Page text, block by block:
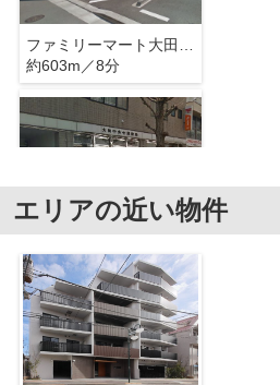
約603m／8分
大田中央七郵便局
約727m／10分
エリアの近い物件